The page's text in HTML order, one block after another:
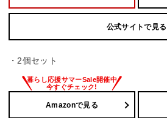
公式サイトで見る
・2個セット
Amazonで見る